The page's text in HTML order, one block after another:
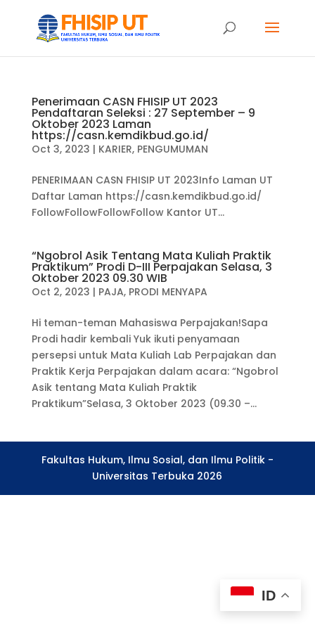
Penerimaan CASN FHISIP UT 2023
Pendaftaran Seleksi : 27 September – 9
Oktober 2023 Laman
https://casn.kemdikbud.go.id/
Oct 3, 2023 | KARIER, PENGUMUMAN
PENERIMAAN CASN FHISIP UT 2023Info Laman UT
Daftar Laman https://casn.kemdikbud.go.id/
FollowFollowFollowFollow Kantor UT...
“Ngobrol Asik Tentang Mata Kuliah Praktik
Praktikum” Prodi D-III Perpajakan Selasa, 3
Oktober 2023 09.30 WIB
Oct 2, 2023 | PAJA, PRODI MENYAPA
Hi teman-teman Mahasiswa Perpajakan!Sapa
Prodi hadir kembali Yuk ikuti penyamaan
persepsi untuk Mata Kuliah Lab Perpajakan dan
Praktik Kerja Perpajakan dalam acara: “Ngobrol
Asik tentang Mata Kuliah Praktik
Praktikum”Selasa, 3 Oktober 2023 (09.30 –...
Fakultas Hukum, Ilmu Sosial, dan Ilmu Politik -
Universitas Terbuka 2026
ID